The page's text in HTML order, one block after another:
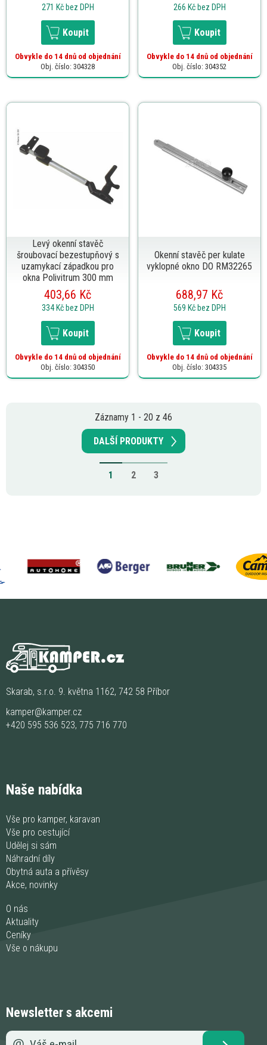
271 Kč bez DPH
Koupit
Obvykle do 14 dnů od objednání
Obj. číslo: 304328
266 Kč bez DPH
Koupit
Obvykle do 14 dnů od objednání
Obj. číslo: 304352
Levý okenní stavěč
šroubovací bezestupňový s
uzamykací západkou pro
okna Polivitrum 300 mm
403,66 Kč
334 Kč bez DPH
Koupit
Obvykle do 14 dnů od objednání
Obj. číslo: 304350
Okenní stavěč per kulate
vyklopné okno DO RM32265
688,97 Kč
569 Kč bez DPH
Koupit
Obvykle do 14 dnů od objednání
Obj. číslo: 304335
Záznamy 1 - 20 z 46
DALŠÍ PRODUKTY
1 2 3
Skarab, s.r.o. 9. května 1162, 742 58 Příbor
kamper@kamper.cz
+420 595 536 523, 775 716 770
Naše nabídka
Vše pro kamper, karavan
Vše pro cestující
Udělej si sám
Náhradní díly
Obytná auta a přívěsy
Akce, novinky
O nás
Aktuality
Ceníky
Vše o nákupu
Newsletter s akcemi